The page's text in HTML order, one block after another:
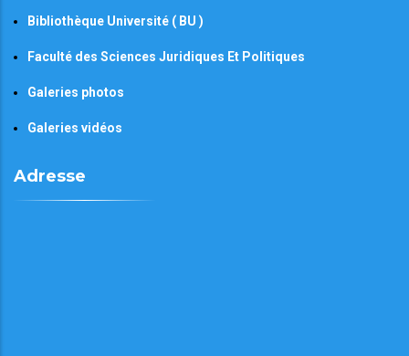
Bibliothèque Université ( BU )
Faculté des Sciences Juridiques Et Politiques
Galeries photos
Galeries vidéos
Adresse